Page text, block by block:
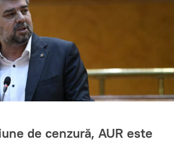
de cenzură, AUR este